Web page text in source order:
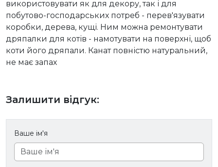
використовувати як для декору, так і для
побутово-господарських потреб - перев'язувати
коробки, дерева, кущі. Ним можна ремонтувати
дряпалки для котів - намотувати на поверхні, щоб
коти його дряпали. Канат повністю натуральний,
не має запах
Залишити відгук:
Ваше ім'я